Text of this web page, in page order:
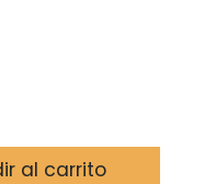
al carrito